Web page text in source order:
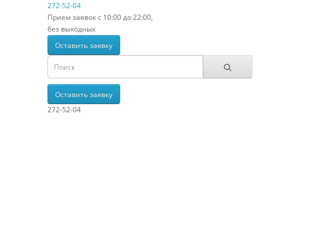
272-52-04
Прием заявок с 10:00 до 22:00,
без выходных
Оставить заявку
Оставить заявку
272-52-04